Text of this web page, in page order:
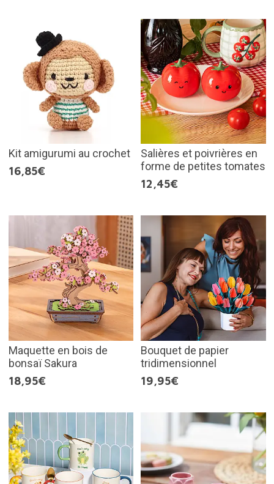
Kit amigurumi au crochet
16,85€
Salières et poivrières en
forme de petites tomates
12,45€
Maquette en bois de
bonsaï Sakura
18,95€
Bouquet de papier
tridimensionnel
19,95€